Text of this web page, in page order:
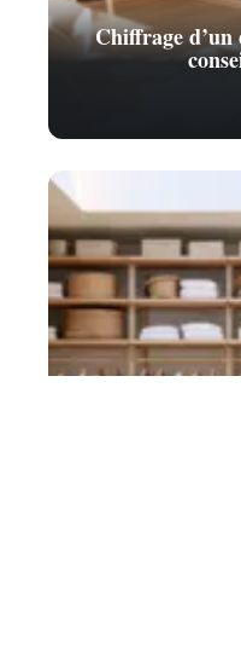
Chiffrage d’un